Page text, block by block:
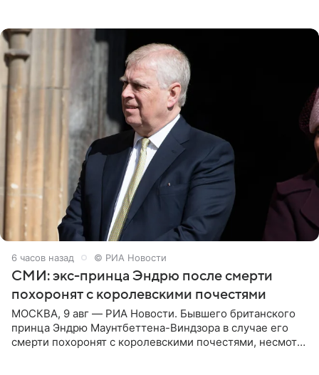
6 часов назад © РИА Новости
СМИ: экс-принца Эндрю после смерти
похоронят с королевскими почестями
МОСКВА, 9 авг — РИА Новости. Бывшего британского
принца Эндрю Маунтбеттена-Виндзора в случае его
смерти похоронят с королевскими почестями, несмотря